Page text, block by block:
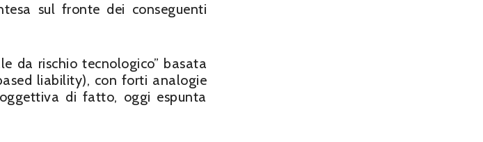
sul fronte dei conseguenti
da rischio tecnologico” basata
liability), con forti analogie
di fatto, oggi espunta